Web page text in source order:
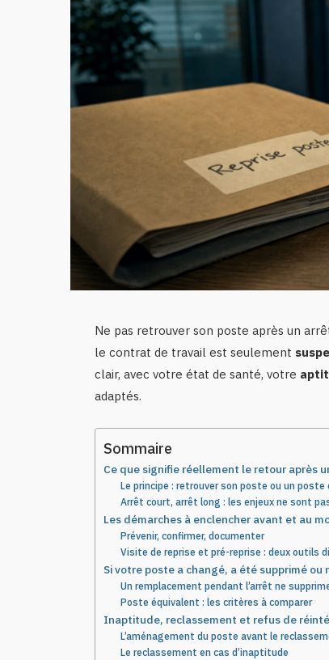
Ne pas retrouver son poste après un
le contrat de travail est seulement
clair, avec votre état de santé, votre
adaptés.
Sommaire
Ce que signifie réellement le retour après
Le principe : retrouver son poste ou un poste
Arrêt court, arrêt long : les enjeux ne sont
Les démarches à enclencher avant et au
Prévenir, confirmer, documenter
Visite de reprise et pré-reprise : deux outils
Si votre poste a changé, a été supprimé ou
Un remplacement pendant l’arrêt ne
Poste équivalent : les critères à comparer
Inaptitude, reclassement et refus de
L’aménagement du poste avant le
Le reclassement en cas d’inaptitude